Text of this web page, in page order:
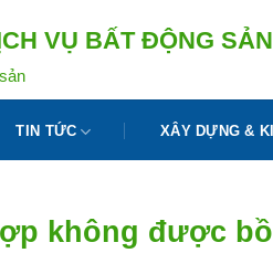
VỤ BẤT ĐỘNG SẢN
TIN TỨC XÂY DỰNG &
không được